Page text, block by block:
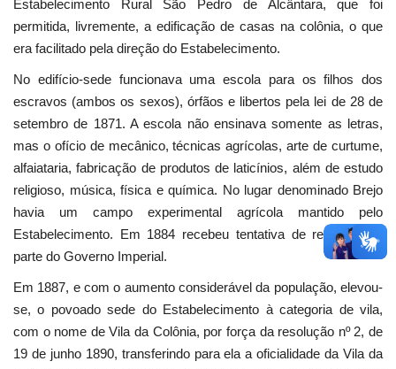
Estabelecimento Rural São Pedro de Alcântara, que foi
permitida, livremente, a edificação de casas na colônia, o que
era facilitado pela direção do Estabelecimento.
No edifício-sede funcionava uma escola para os filhos dos
escravos (ambos os sexos), órfãos e libertos pela lei de 28 de
setembro de 1871. A escola não ensinava somente as letras,
mas o ofício de mecânico, técnicas agrícolas, arte de curtume,
alfaiataria, fabricação de produtos de laticínios, além de estudo
religioso, música, física e química. No lugar denominado Brejo
havia um campo experimental agrícola mantido pelo
Estabelecimento. Em 1884 recebeu tentativa de reforma por
parte do Governo Imperial.
Em 1887, e com o aumento considerável da população, elevou-
se, o povoado sede do Estabelecimento à categoria de vila,
com o nome de Vila da Colônia, por força da resolução nº 2, de
19 de junho 1890, transferindo para ela a oficialidade da Vila da